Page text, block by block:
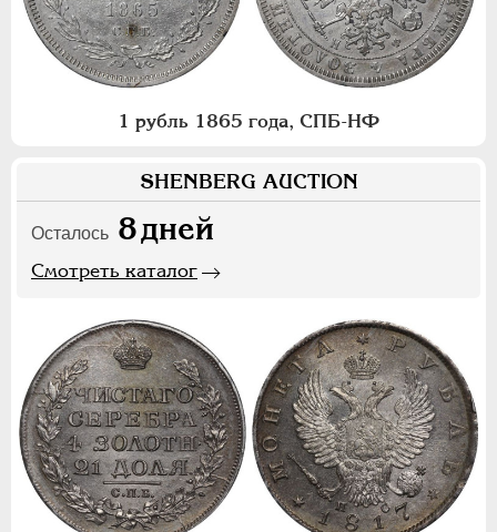
1 рубль 1865 года, СПБ-НФ
SHENBERG AUCTION
Осталось 8дней
Смотреть каталог